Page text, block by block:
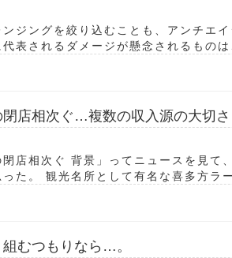
ジングを絞り込むことも、アンチエ
表されるダメージが懸念されるものは
店相次ぐ…複数の収入源の大切
閉店相次ぐ 背景」ってニュースを見て
た。 観光名所として有名な喜多方ラ
むつもりなら…。